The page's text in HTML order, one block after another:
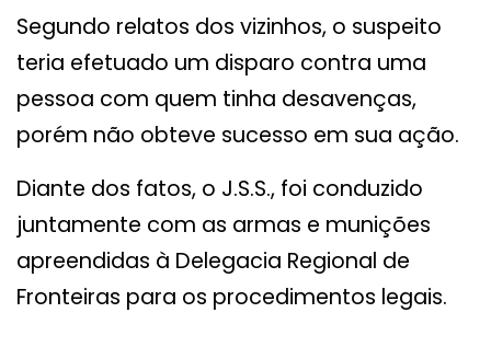
Segundo relatos dos vizinhos, o suspeito
teria efetuado um disparo contra uma
pessoa com quem tinha desavenças,
porém não obteve sucesso em sua ação.
Diante dos fatos, o J.S.S., foi conduzido
juntamente com as armas e munições
apreendidas à Delegacia Regional de
Fronteiras para os procedimentos legais.